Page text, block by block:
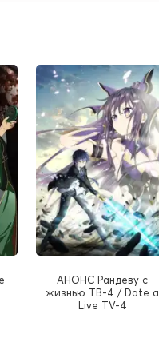
АНОНС Рандеву с
жизнью ТВ-4 / Date a
Live TV-4